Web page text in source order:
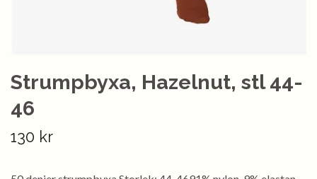
Strumpbyxa, Hazelnut, stl 44-
46
130 kr